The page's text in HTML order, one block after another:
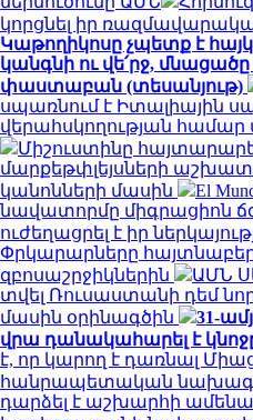
կորցնել իր
Կաթողիկոսը չպետք է
կանգնի ու վե՛րջ,
փաստաբան (տեսանյութ)
սպառնում է Իտալիային
վերահսկողության
Միշուստինը
մարքեթփլեյսների
կանոնների մասին
El
նավատորմը միգրացիոն
ուժեղացրել է իր
Փրկարարները
զբոսաշրջիկներին
ԱՄՆ
տվել Ռուսաստանի դեմ
մասին օրինագծին
31-
վրա դանակահարել է
է, որ կարող է դառնալ
հանրապետական
դարձել է աշխարհի